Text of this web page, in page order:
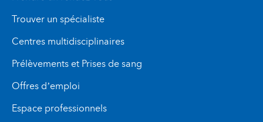
Trouver un spécialiste
Centres multidisciplinaires
Prélèvements et Prises de sang
Offres d’emploi
Espace professionnels